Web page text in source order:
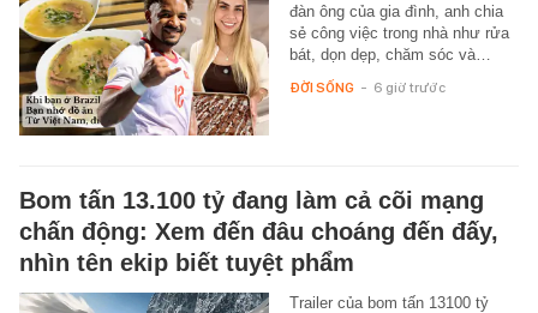
đàn ông của gia đình, anh chia
sẻ công việc trong nhà như rửa
bát, dọn dẹp, chăm sóc và…
ĐỜI SỐNG - 6 giờ trước
Bom tấn 13.100 tỷ đang làm cả cõi mạng
chấn động: Xem đến đâu choáng đến đấy,
nhìn tên ekip biết tuyệt phẩm
Trailer của bom tấn 13100 tỷ